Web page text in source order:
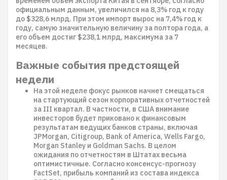
официальным данным, увеличился на 8,3% год к году
до $328,6 млрд. При этом импорт вырос на 7,4% год к
году, самую значительную величину за полтора года, а
его объем достиг $238,1 млрд, максимума за 7
месяцев.
Важные события предстоящей
недели
На этой неделе фокус рынков начнет смещаться
на стартующий сезон корпоративных отчетностей
за III квартал. В частности, в США внимание
инвесторов будет приковано к финансовым
результатам ведущих банков страны, включая
JPMorgan, Citigroup, Bank of America, Wells Fargo,
Morgan Stanley и Goldman Sachs. В целом
ожидания по отчетностям в Штатах весьма
оптимистичные. Согласно консенсус-прогнозу
FactSet, прибыль компаний из состава индекса